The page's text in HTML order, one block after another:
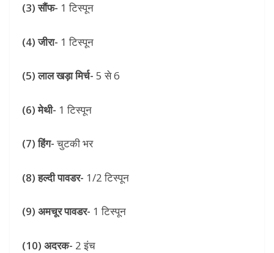
(3) सौंफ- 1 टिस्पून
(4) जीरा- 1 टिस्पून
(5) लाल खड़ा मिर्च- 5 से 6
(6) मेथी- 1 टिस्पून
(7) हिंग-चुटकी भर
(8) हल्दी पावडर- 1/2 टिस्पून
(9) अमचूर पावडर- 1 टिस्पून
(10) अदरक- 2 इंच